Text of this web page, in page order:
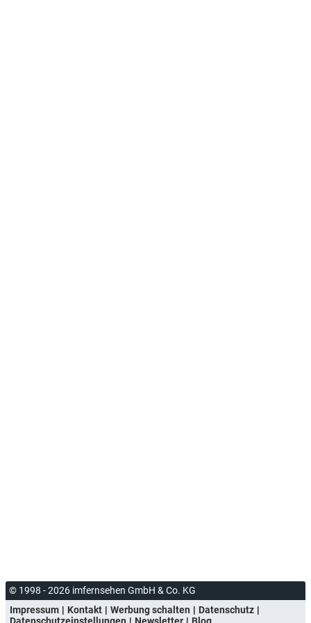
© 1998 - 2026 imfernsehen GmbH & Co. KG
Impressum
Kontakt Werbung schalten
Datenschutz